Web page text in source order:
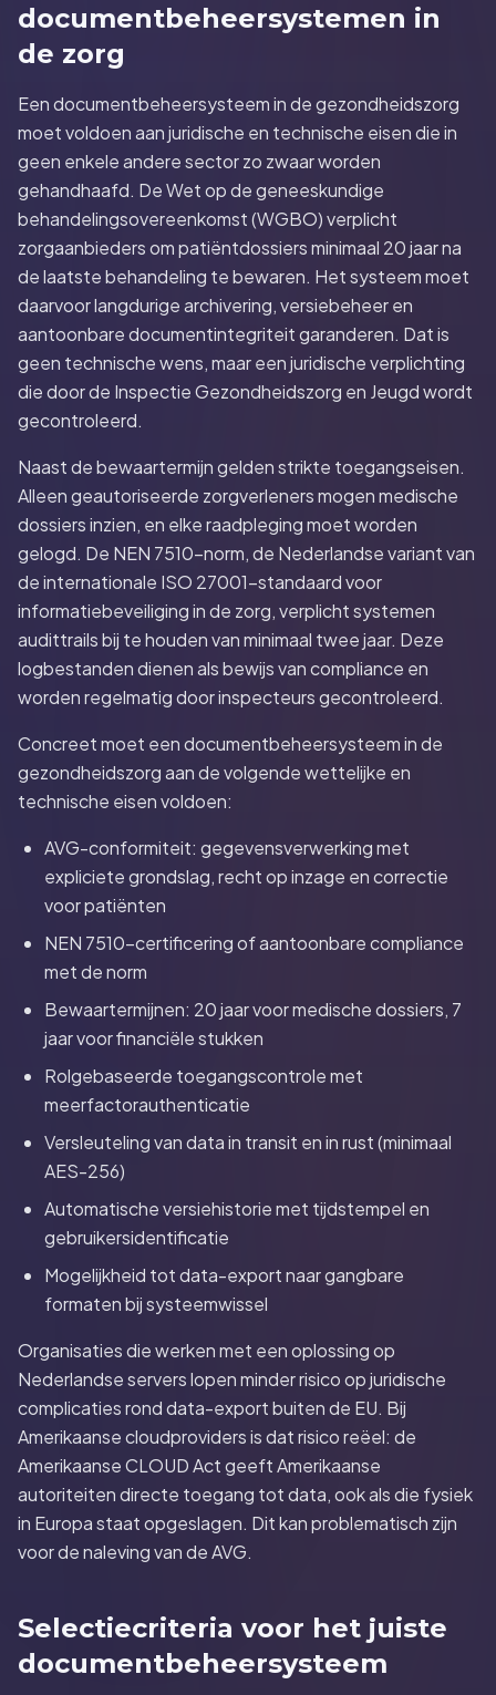
documentbeheersystemen in
de zorg
Een documentbeheersysteem in de gezondheidszorg
moet voldoen aan juridische en technische eisen die in
geen enkele andere sector zo zwaar worden
gehandhaafd. De Wet op de geneeskundige
behandelingsovereenkomst (WGBO) verplicht
zorgaanbieders om patiëntdossiers minimaal 20 jaar na
de laatste behandeling te bewaren. Het systeem moet
daarvoor langdurige archivering, versiebeheer en
aantoonbare documentintegriteit garanderen. Dat is
geen technische wens, maar een juridische verplichting
die door de Inspectie Gezondheidszorg en Jeugd wordt
gecontroleerd.
Naast de bewaartermijn gelden strikte toegangseisen.
Alleen geautoriseerde zorgverleners mogen medische
dossiers inzien, en elke raadpleging moet worden
gelogd. De NEN 7510-norm, de Nederlandse variant van
de internationale ISO 27001-standaard voor
informatiebeveiliging in de zorg, verplicht systemen
audittrails bij te houden van minimaal twee jaar. Deze
logbestanden dienen als bewijs van compliance en
worden regelmatig door inspecteurs gecontroleerd.
Concreet moet een documentbeheersysteem in de
gezondheidszorg aan de volgende wettelijke en
technische eisen voldoen:
AVG-conformiteit: gegevensverwerking met
expliciete grondslag, recht op inzage en correctie
voor patiënten
NEN 7510-certificering of aantoonbare compliance
met de norm
Bewaartermijnen: 20 jaar voor medische dossiers, 7
jaar voor financiële stukken
Rolgebaseerde toegangscontrole met
meerfactorauthenticatie
Versleuteling van data in transit en in rust (minimaal
AES-256)
Automatische versiehistorie met tijdstempel en
gebruikersidentificatie
Mogelijkheid tot data-export naar gangbare
formaten bij systeemwissel
Organisaties die werken met een oplossing op
Nederlandse servers lopen minder risico op juridische
complicaties rond data-export buiten de EU. Bij
Amerikaanse cloudproviders is dat risico reëel: de
Amerikaanse CLOUD Act geeft Amerikaanse
autoriteiten directe toegang tot data, ook als die fysiek
in Europa staat opgeslagen. Dit kan problematisch zijn
voor de naleving van de AVG.
Selectiecriteria voor het juiste
documentbeheersysteem